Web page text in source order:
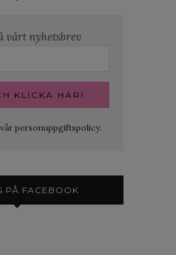
vårt nyhetsbrev
personuppgiftspolicy.
PÅ FACEBOOK